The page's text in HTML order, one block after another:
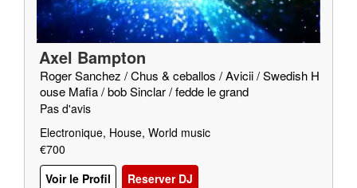
Axel Bampton
Roger Sanchez / Chus & ceballos / Avicii / Swedish H
ouse Mafia / bob Sinclar / fedde le grand
Pas d'avis
Electronique, House, World music
€700
Voir le Profil
Reserver DJ